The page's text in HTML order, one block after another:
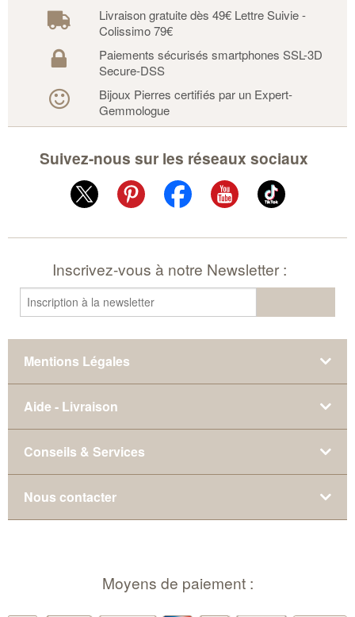
Livraison gratuite dès 49€ Lettre Suivie -
Colissimo 79€
Paiements sécurisés smartphones SSL-3D
Secure-DSS
Bijoux Pierres certifiés par un Expert-
Gemmologue
Suivez-nous sur les réseaux sociaux
Inscrivez-vous à notre Newsletter :
Mentions Légales
Aide - Livraison
Conseils & Services
Nous contacter
Moyens de paiement :